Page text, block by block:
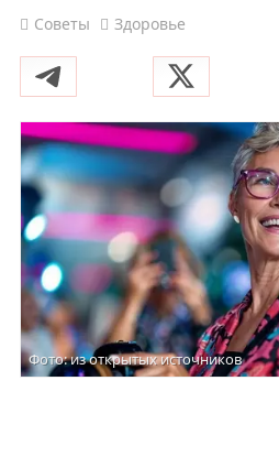
Советы Здоровье
Фото: из открытых источников